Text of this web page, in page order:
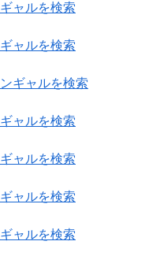
ャルを検索
ャルを検索
ギャルを検索
ャルを検索
ャルを検索
ャルを検索
ャルを検索